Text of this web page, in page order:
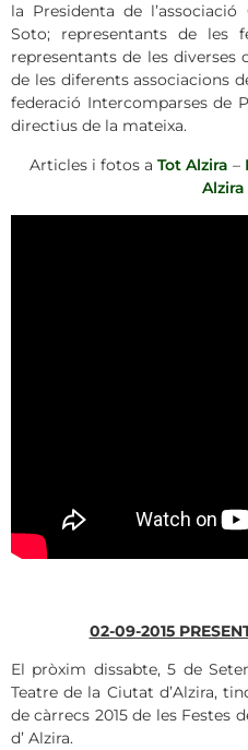
la Presidenta de
Soto; representants de les
representants de les diverses
de les diferents associacions
federació Intercomparses de
directius de la mateixa.
Articles i fotos a Tot Alzira –
02-09-2015
El pròxim dissabte, 5 de
Teatre de la Ciutat d’Alzira,
de càrrecs 2015 de les Festes
d’ Alzira.